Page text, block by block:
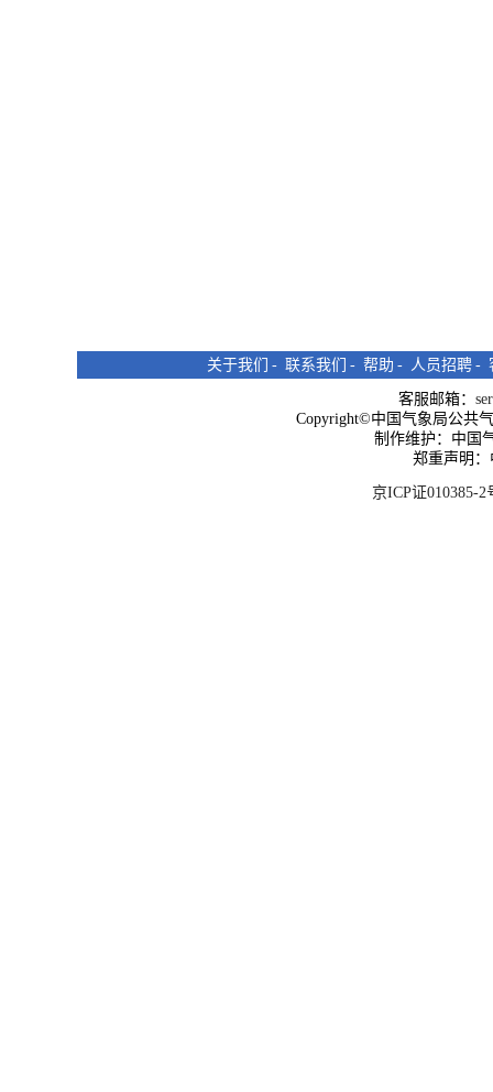
关于我们 - 联系我们 - 帮助 - 人员招聘 -
客服邮箱：
Copyright©中国气象局公共
制作维护：中国
郑重声明
京ICP证010385-2